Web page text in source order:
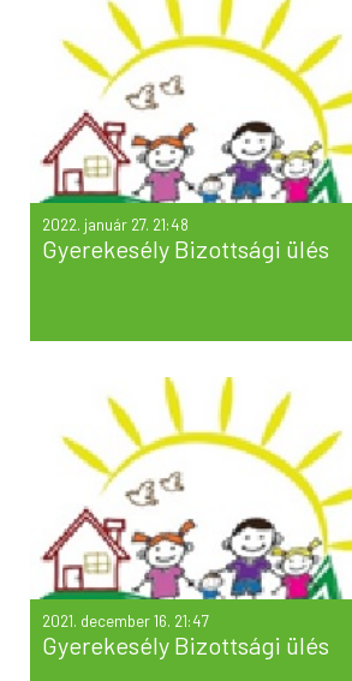
2022. január 27. 21:48
Gyerekesély Bizottsági ülés
2021. december 16. 21:47
Gyerekesély Bizottsági ülés